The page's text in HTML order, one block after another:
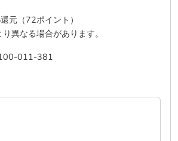
元（72ポイント）
異なる場合があります。
011-381